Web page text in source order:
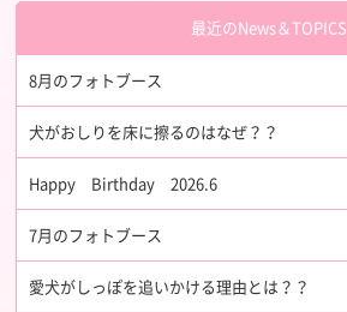
最近のNews＆TOPICS
8月のフォトブース
犬がおしりを床に擦るのはなぜ？？
Happy Birthday 2026.6
7月のフォトブース
愛犬がしっぽを追いかける理由とは？？